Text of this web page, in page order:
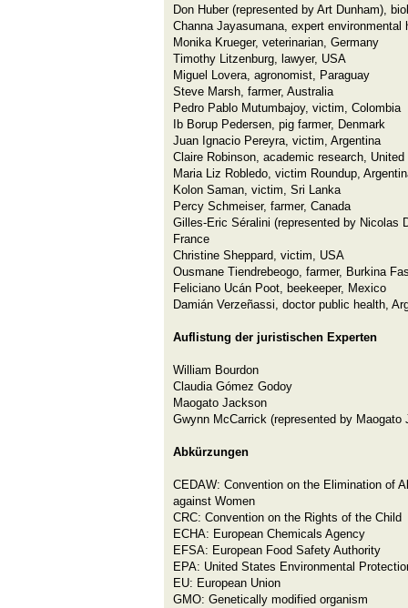
Don Huber (represented by Art Dunham),
Channa Jayasumana, expert environmental
Monika Krueger, veterinarian, Germany
Timothy Litzenburg, lawyer, USA
Miguel Lovera, agronomist, Paraguay
Steve Marsh, farmer, Australia
Pedro Pablo Mutumbajoy, victim, Colombia
Ib Borup Pedersen, pig farmer, Denmark
Juan Ignacio Pereyra, victim, Argentina
Claire Robinson, academic research, United
Maria Liz Robledo, victim Roundup,
Kolon Saman, victim, Sri Lanka
Percy Schmeiser, farmer, Canada
Gilles-Eric Séralini (represented by Nicolas
France
Christine Sheppard, victim, USA
Ousmane Tiendrebeogo, farmer, Burkina
Feliciano Ucán Poot, beekeeper, Mexico
Damián Verzeñassi, doctor public health,
Auflistung der juristischen Experten
William Bourdon
Claudia Gómez Godoy
Maogato Jackson
Gwynn McCarrick (represented by
Abkürzungen
CEDAW: Convention on the Elimination of
against Women
CRC: Convention on the Rights of the Child
ECHA: European Chemicals Agency
EFSA: European Food Safety Authority
EPA: United States Environmental
EU: European Union
GMO: Genetically modified organism